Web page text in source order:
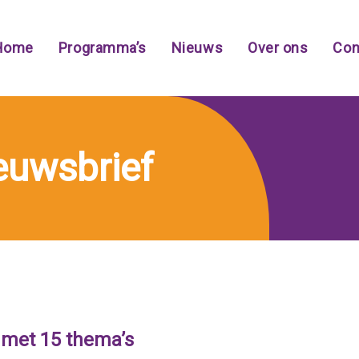
Programma’s Nieuws Over ons
15 thema’s